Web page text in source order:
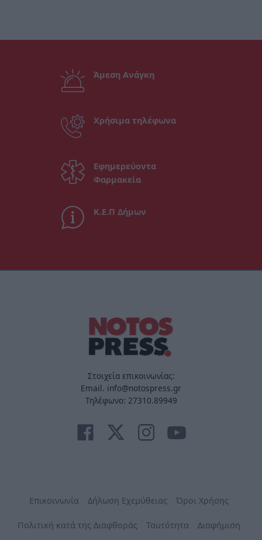
Άμεση Ανάγκη
Χρήσιμα τηλέφωνα
Εφημερεύοντα
Φαρμακεία
Κ.Ε.Π Δήμων
Στοιχεία επικοινωνίας:
Email. info@notospress.gr
Τηλέφωνο: 27310.89949
Επικοινωνία Δήλωση Εχεμύθειας Όροι Χρήσης
Πολιτική κατά της Διαφθοράς Ταυτότητα Διαφήμιση